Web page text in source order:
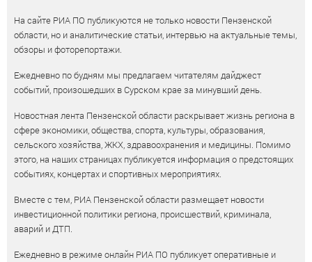
На сайте РИА ПО публикуются не только новости Пензенской
области, но и аналитические статьи, интервью на актуальные темы,
обзоры и фоторепортажи.
Ежедневно по будням мы предлагаем читателям дайджест
событий, произошедших в Сурском крае за минувший день.
Новостная лента Пензенской области раскрывает жизнь региона в
сфере экономики, общества, спорта, культуры, образования,
сельского хозяйства, ЖКХ, здравоохранения и медицины. Помимо
этого, на наших страницах публикуется информация о предстоящих
событиях, концертах и спортивных мероприятиях.
Вместе с тем, РИА Пензенской области размещает новости
инвестиционной политики региона, происшествий, криминала,
аварий и ДТП.
Ежедневно в режиме онлайн РИА ПО публикует оперативные и